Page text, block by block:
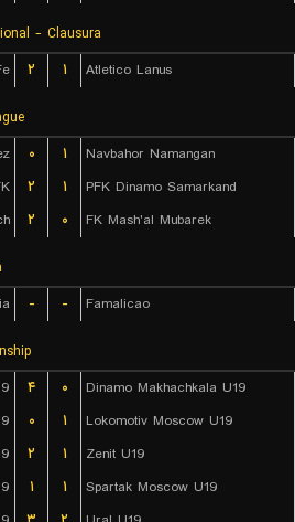
- Clausura
۲ ۱ Atletico Lanus
۰ ۱
Navbahor Namangan
۲ ۱
PFK Dinamo Samarkand
۲ ۰ FK Mash'al Mubarek
- - Famalicao
۴ ۰
Dinamo Makhachkala U19
۰ ۱
Lokomotiv Moscow U19
۲ ۱
Zenit U19
۱ ۱
Spartak Moscow U19